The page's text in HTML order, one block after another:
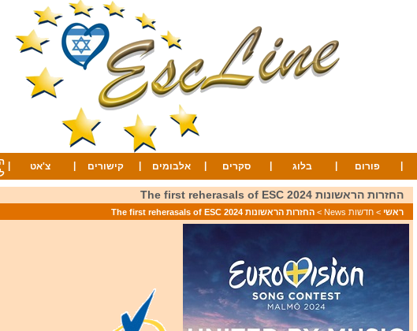
פורום בלוג סקרים אלבומים קישורים צ'אט
החזרות הראשונות 2024 The first reherasals of ESC
ראשי > חדשות News > החזרות הראשונות 2024 The first reherasals of ESC